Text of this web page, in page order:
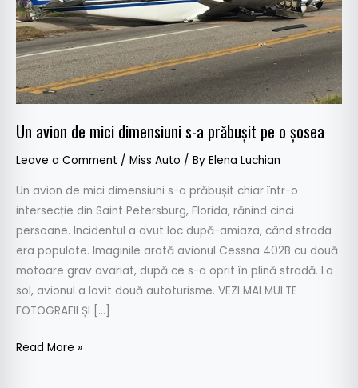
Un avion de mici dimensiuni s-a prăbușit pe o șosea
Leave a Comment / Miss Auto / By Elena Luchian
Un avion de mici dimensiuni s-a prăbușit chiar într-o
intersecție din Saint Petersburg, Florida, rănind cinci
persoane. Incidentul a avut loc după-amiaza, când strada
era populate. Imaginile arată avionul Cessna 402B cu două
motoare grav avariat, după ce s-a oprit în plină stradă. La
sol, avionul a lovit două autoturisme. VEZI MAI MULTE
FOTOGRAFII ȘI […]
prăbușit
pe
o
șosea
Read More »